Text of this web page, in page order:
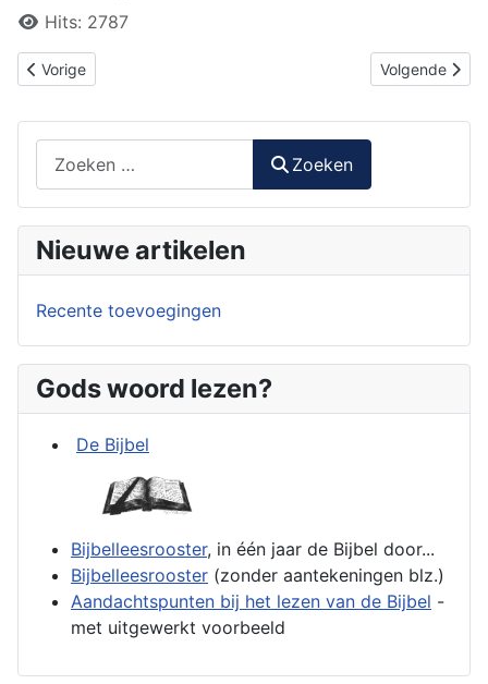
Hits: 2787
Vorig artikel: Pascha of Paasfeest
Vorige Volgende
Volgende
Zoeken
Nieuwe artikelen
Recente toevoegingen
Gods woord lezen?
De Bijbel
Bijbelleesrooster, in één jaar de Bijbel door...
Bijbelleesrooster (zonder aantekeningen blz.)
Aandachtspunten bij het lezen van de Bijbel -
met uitgewerkt voorbeeld